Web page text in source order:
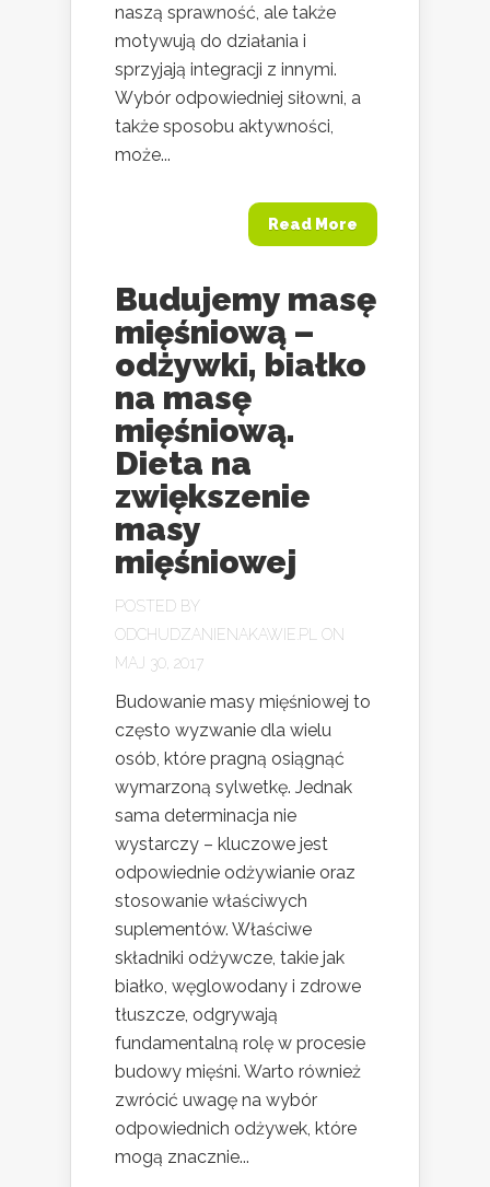
naszą sprawność, ale także
motywują do działania i
sprzyjają integracji z innymi.
Wybór odpowiedniej siłowni, a
także sposobu aktywności,
może...
Read More
Budujemy masę
mięśniową –
odżywki, białko
na masę
mięśniową.
Dieta na
zwiększenie
masy
mięśniowej
POSTED BY
ODCHUDZANIENAKAWIE.PL
ON
MAJ 30, 2017
Budowanie masy mięśniowej to
często wyzwanie dla wielu
osób, które pragną osiągnąć
wymarzoną sylwetkę. Jednak
sama determinacja nie
wystarczy – kluczowe jest
odpowiednie odżywianie oraz
stosowanie właściwych
suplementów. Właściwe
składniki odżywcze, takie jak
białko, węglowodany i zdrowe
tłuszcze, odgrywają
fundamentalną rolę w procesie
budowy mięśni. Warto również
zwrócić uwagę na wybór
odpowiednich odżywek, które
mogą znacznie...